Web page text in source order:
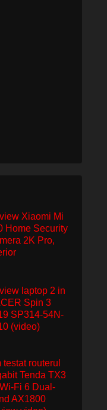
Xiaomi Mi
Home Security
2K Pro,
laptop 2 in
Spin 3
SP314-54N-
(video)
testat routerul
Tenda TX3
Fi 6 Dual-
AX1800